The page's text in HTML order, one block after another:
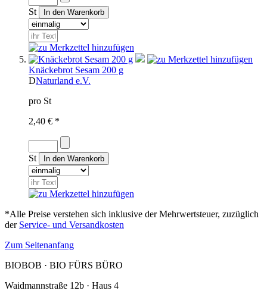
St
Knäckebrot Sesam 200 g
DNaturland e.V.
pro St
2,40 € *
St
*Alle Preise verstehen sich inklusive der Mehrwertsteuer, zuzüglich
der Service- und Versandkosten
Zum Seitenanfang
BIOBOB · BIO FÜRS BÜRO
Waidmannstraße 12b · Haus 4